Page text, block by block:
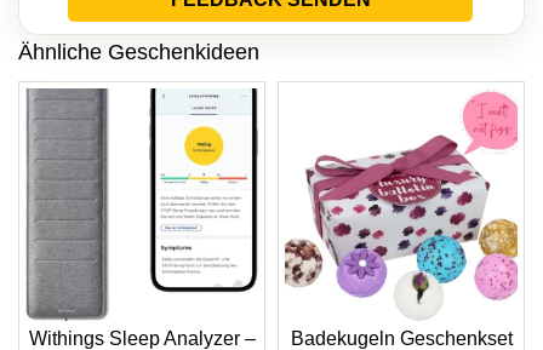
Ähnliche Geschenkideen
Withings Sleep Analyzer –
Badekugeln Geschenkset